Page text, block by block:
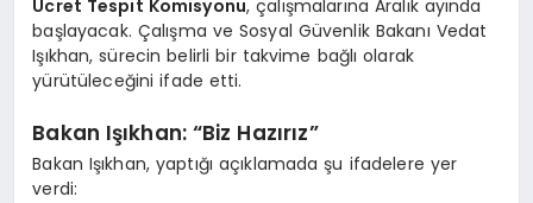
Ücret Tespit Komisyonu, çalışmalarına Aralık ayında
başlayacak. Çalışma ve Sosyal Güvenlik Bakanı Vedat
Işıkhan, sürecin belirli bir takvime bağlı olarak
yürütüleceğini ifade etti.
Bakan Işıkhan: “Biz Hazırız”
Bakan Işıkhan, yaptığı açıklamada şu ifadelere yer
verdi: